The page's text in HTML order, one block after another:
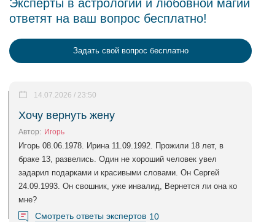
Эксперты в астрологии и любовной магии
ответят на ваш вопрос бесплатно!
Задать свой вопрос бесплатно
Хочу вернуть жену
14.07.2026 / 23:50
Автор: Игорь
Игорь 08.06.1978. Ирина 11.09.1992. Прожили 18 лет, в
браке 13, развелись. Один не хороший человек увел
задарил подарками и красивыми словами. Он Сергей
24.09.1993. Он свошник, уже инвалид, Вернется ли она ко
мне?
Смотреть ответы экспертов 10